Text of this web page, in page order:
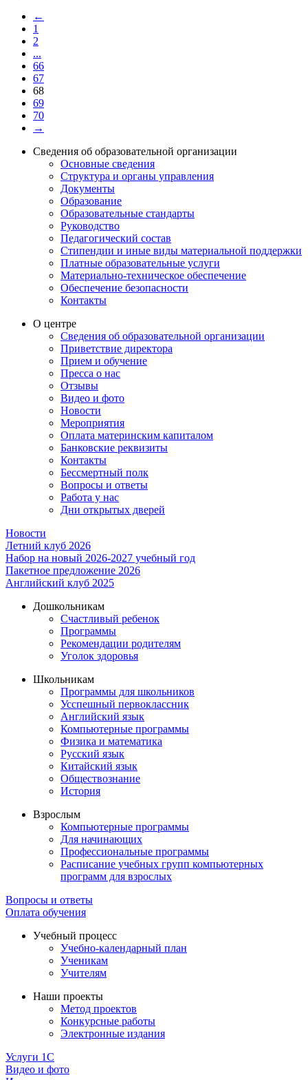
←
1
2
...
66
67
68
69
70
→
Сведения об образовательной организации
Основные сведения
Структура и органы управления
Документы
Образование
Образовательные стандарты
Руководство
Педагогический состав
Стипендии и иные виды материальной поддержки
Платные образовательные услуги
Материально-техническое обеспечение
Обеспечение безопасности
Контакты
О центре
Сведения об образовательной организации
Приветствие директора
Прием и обучение
Пресса о нас
Отзывы
Видео и фото
Новости
Мероприятия
Оплата материнским капиталом
Банковские реквизиты
Контакты
Бессмертный полк
Вопросы и ответы
Работа у нас
Дни открытых дверей
Новости
Летний клуб 2026
Набор на новый 2026-2027 учебный год
Пакетное предложение 2026
Английский клуб 2025
Дошкольникам
Счастливый ребенок
Программы
Рекомендации родителям
Уголок здоровья
Школьникам
Программы для школьников
Усспешный первоклассник
Английский язык
Компьютерные программы
Физика и математика
Русский язык
Китайский язык
Обществознание
История
Взрослым
Компьютерные программы
Для начинающих
Профессиональные программы
Расписание учебных групп компьютерных
программ для взрослых
Вопросы и ответы
Оплата обучения
Учебный процесс
Учебно-календарный план
Ученикам
Учителям
Наши проекты
Метод проектов
Конкурсные работы
Электронные издания
Услуги 1C
Видео и фото